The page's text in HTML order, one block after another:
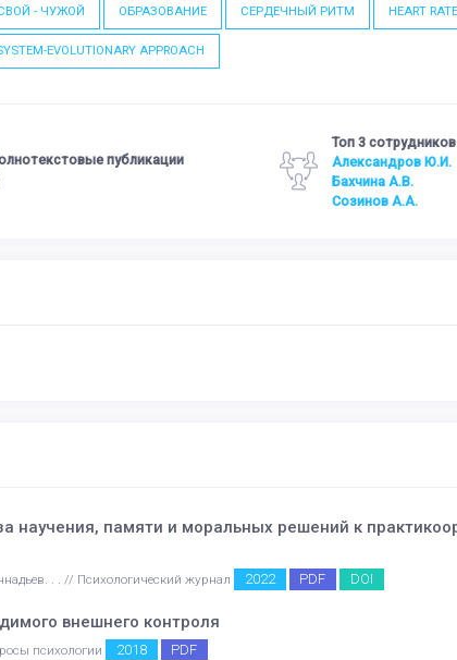
- ЧУЖОЙ ОБРАЗОВАНИЕ СЕРДЕЧНЫЙ РИТМ HEART
EVOLUTIONARY APPROACH
публикации
Топ 3
Александров Ю.И.
Бахчина А.В.
Созинов А.А.
научения, памяти и моральных решений к
. . // Психологический журнал 2022 PDF DOI
внешнего контроля
психологии 2018 PDF